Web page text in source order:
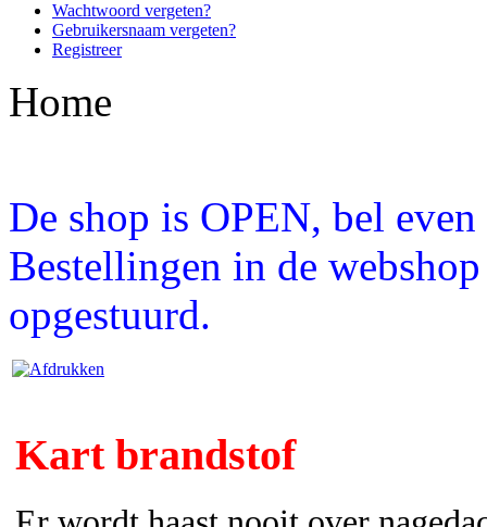
Wachtwoord vergeten?
Gebruikersnaam vergeten?
Registreer
Home
De shop is OPEN, bel
Bestellingen in de
opgestuurd.
Kart brandstof